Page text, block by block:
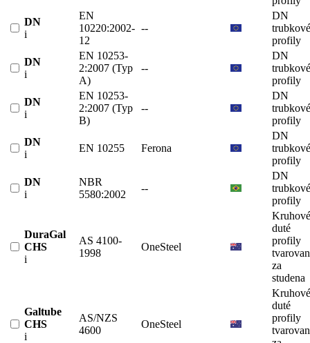
DN
i
EN
10220:2002-
12
--
DN
trubkové
profily
DN
i
EN 10253-
2:2007 (Typ
A)
--
DN
trubkové
profily
DN
i
EN 10253-
2:2007 (Typ
B)
--
DN
trubkové
profily
DN
i
EN 10255 Ferona
DN
trubkové
profily
DN
i
NBR
5580:2002
--
DN
trubkové
profily
DuraGal
CHS
i
AS 4100-
1998
OneSteel
Kruhové
duté
profily
za
studena
Galtube
CHS
i
AS/NZS
4600
OneSteel
Kruhové
duté
profily